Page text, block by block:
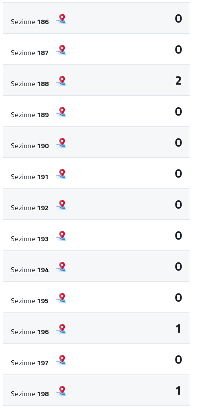
Sezione 186 0
Sezione 187 0
Sezione 188 2
Sezione 189 0
Sezione 190 0
Sezione 191 0
Sezione 192 0
Sezione 193 0
Sezione 194 0
Sezione 195 0
Sezione 196 1
Sezione 197 0
Sezione 198 1